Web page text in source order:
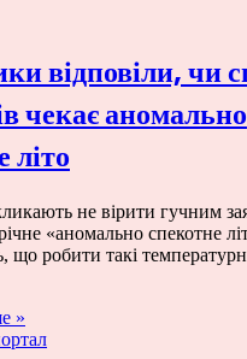
відповіли, чи
чекає аномально
літо
не вірити гучним
«аномально спекотне
що робити такі
»